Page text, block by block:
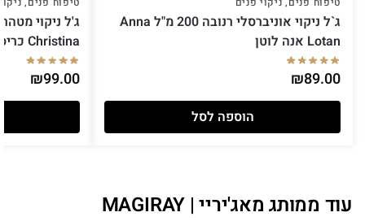
ג`ל ניקוי אוניברסלי רנובה 200 מ"ל Anna
Lotan אנה לוטן
₪89.00
הוספה לסל
Christina כריסטינה
₪99.00
עוד ממותג מאג'יריי | MAGIRAY